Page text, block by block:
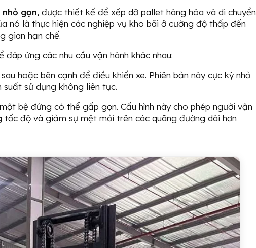
nhỏ gọn, được thiết kế để xếp dỡ pallet hàng hóa và di chuyển
nó là thực hiện các nghiệp vụ kho bãi ở cường độ thấp đến
gian hạn chế.
ứng các nhu cầu vận hành khác nhau:
hoặc bên cạnh để điều khiển xe. Phiên bản này cực kỳ nhỏ
sử dụng không liên tục.
bệ đứng có thể gấp gọn. Cấu hình này cho phép người vận
tốc độ và giảm sự mệt mỏi trên các quãng đường dài hơn